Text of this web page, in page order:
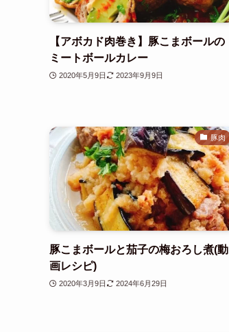
【アボカド肉巻き】豚こまボールの
ミートボールカレー
2020年5月9日 2023年9月9日
豚肉
豚こまボールと茄子の梅おろし煮(動
画レシピ)
2020年3月9日 2024年6月29日